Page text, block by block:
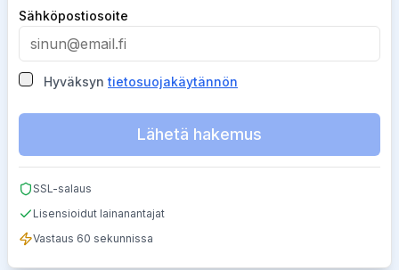
Sähköpostiosoite
Hyväksyn tietosuojakäytännön
Lähetä hakemus
SSL-salaus
Lisensioidut lainanantajat
Vastaus 60 sekunnissa